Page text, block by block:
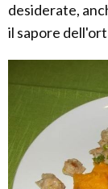
desiderate,
il sapore